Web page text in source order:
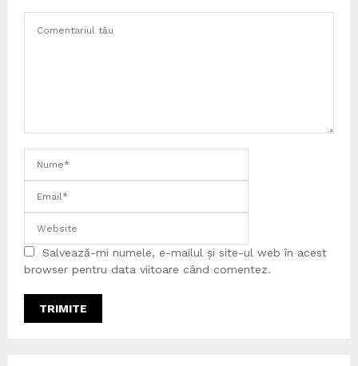
Salvează-mi numele, e-mailul și site-ul web în acest
browser pentru data viitoare când comentez.